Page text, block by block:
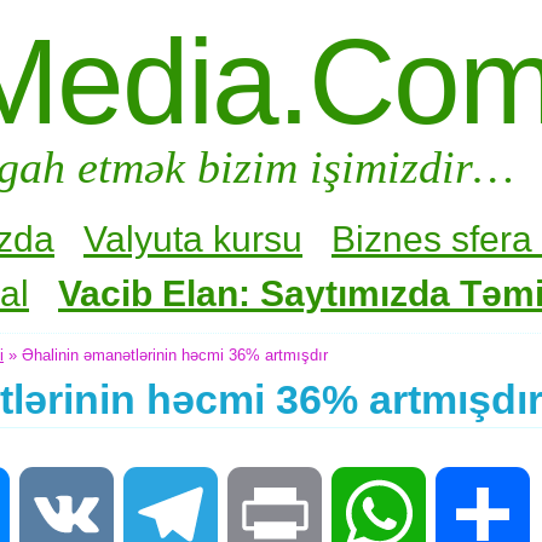
etmək bizim işimizdir…
Valyuta kursu
Biznes sfera
Vacib Elan: Saytımızda
» Əhalinin əmanətlərinin həcmi 36% artmışdır
həcmi 36% artmışdır
Messenger VK Print WhatsApp